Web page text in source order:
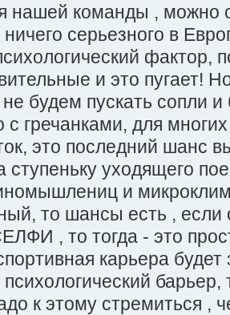
нашей команды , можно
серьезного в
и это пугает!
будем пускать сопли
с гречанками, для
это последний шанс
ступеньку уходящего
и
то шансы есть ,
, то тогда - это
карьера
к этому стремиться